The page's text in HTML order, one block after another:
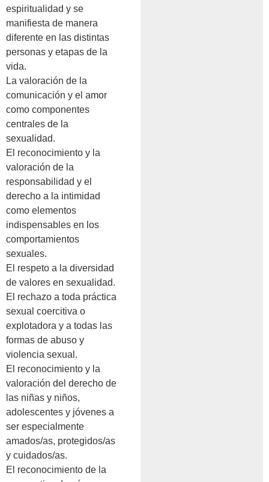
espiritualidad y se
manifiesta de manera
diferente en las distintas
personas y etapas de la
vida.
La valoración de la
comunicación y el amor
como componentes
centrales de la
sexualidad.
El reconocimiento y la
valoración de la
responsabilidad y el
derecho a la intimidad
como elementos
indispensables en los
comportamientos
sexuales.
El respeto a la diversidad
de valores en sexualidad.
El rechazo a toda práctica
sexual coercitiva o
explotadora y a todas las
formas de abuso y
violencia sexual.
El reconocimiento y la
valoración del derecho de
las niñas y niños,
adolescentes y jóvenes a
ser especialmente
amados/as, protegidos/as
y cuidados/as.
El reconocimiento de la